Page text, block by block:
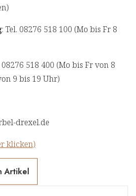
: Tel. 08276 518 100 (Mo bis Fr 8
08276 518 400 (Mo bis Fr von 8
9 bis 19 Uhr)
drexel.de
klicken)
Artikel